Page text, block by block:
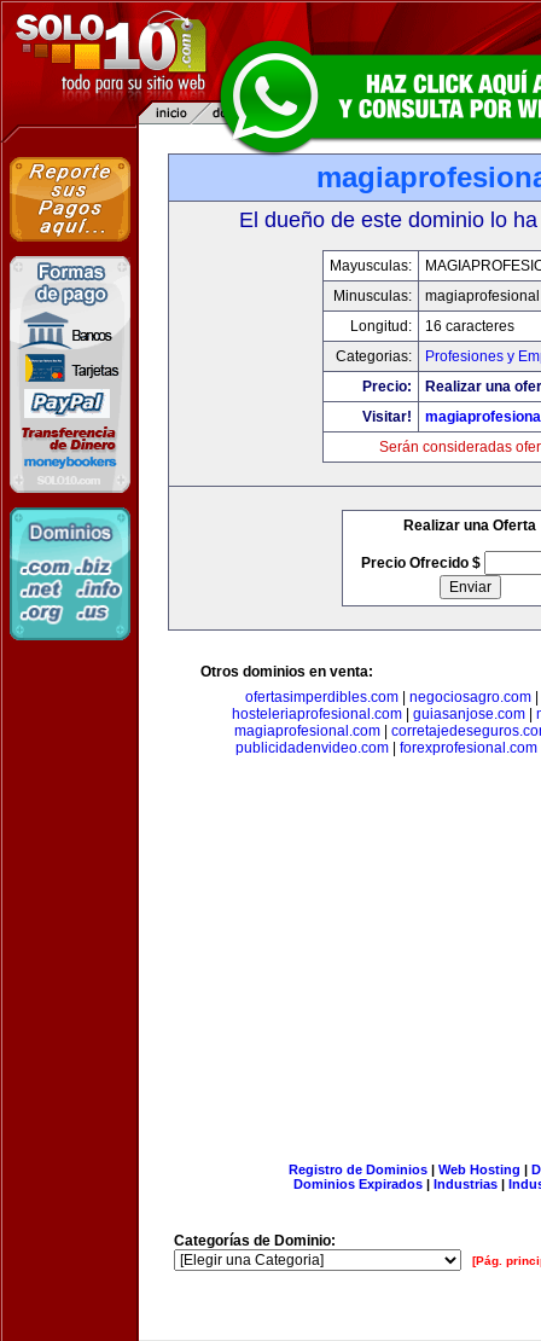
El dueño de este dominio lo
Mayusculas:
Minusculas:
Longitud:
16 caracteres
Categorias:
Profesiones y
Precio:
Realizar una
Visitar!
Serán consideradas
Realizar una Oferta
Precio Ofrecido $
Otros dominios en venta:
ofertasimperdibles.com
negociosagro.com
hosteleriaprofesional.com| guiasanjose.com|
magiaprofesional.com
publicidadenvideo.com| forexprofesional.com
Registro de Dominios| Web Hosting |
Dominios Expirados | Industrias |
Categorías de Dominio:
[Pág.